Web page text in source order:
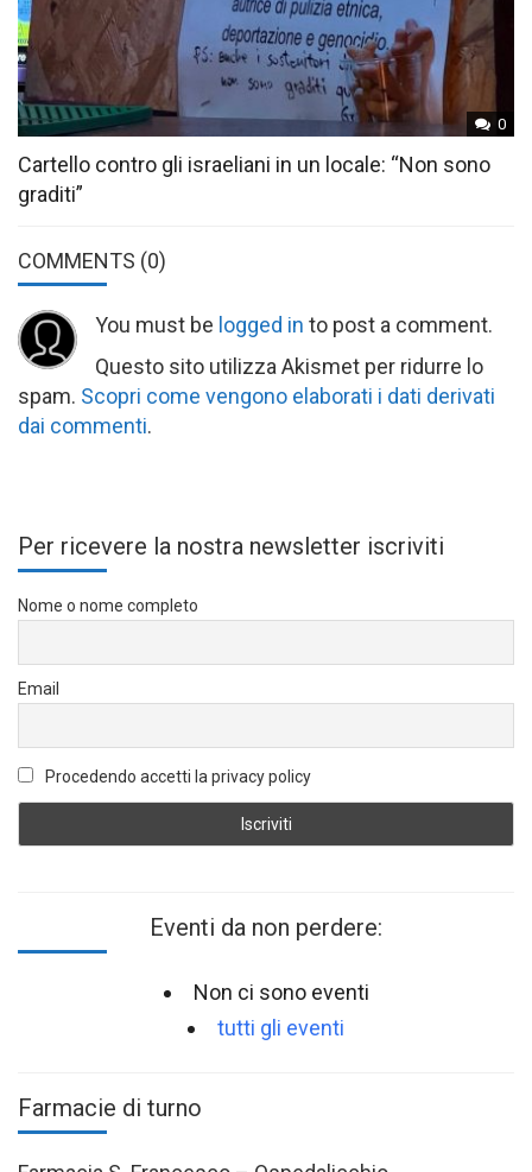
0
Cartello contro gli israeliani in un locale: “Non sono
graditi”
COMMENTS (0)
You must be logged in to post a comment.
Questo sito utilizza Akismet per ridurre lo
spam. Scopri come vengono elaborati i dati derivati
dai commenti.
Per ricevere la nostra newsletter iscriviti
Nome o nome completo
Email
Procedendo accetti la privacy policy
Eventi da non perdere:
Non ci sono eventi
tutti gli eventi
Farmacie di turno